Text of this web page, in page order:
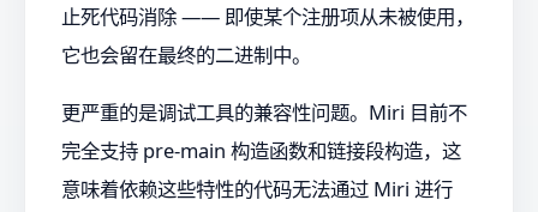
止死代码消除 —— 即使某个注册项从未被使用，
它也会留在最终的二进制中。
更严重的是调试工具的兼容性问题。Miri 目前不
完全支持 pre-main 构造函数和链接段构造，这
意味着依赖这些特性的代码无法通过 Miri 进行